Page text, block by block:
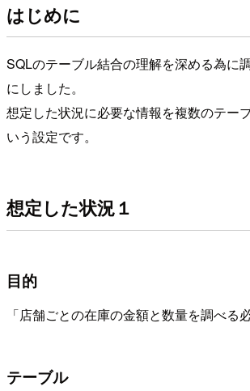
はじめに
SQLのテーブル結合の理解を深める為に
にしました。
想定した状況に必要な情報を複数のテー
いう設定です。
想定した状況１
目的
「店舗ごとの在庫の金額と数量を調べる
テーブル